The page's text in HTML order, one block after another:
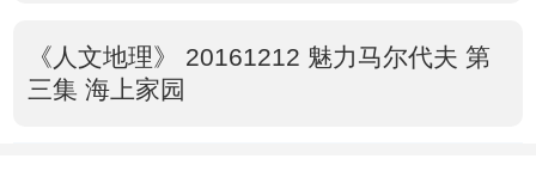
《人文地理》 20161212 魅力马尔代夫 第
三集 海上家园